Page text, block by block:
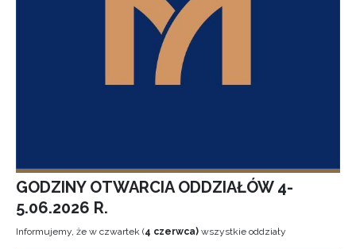
GODZINY OTWARCIA ODDZIAŁÓW 4-
5.06.2026 R.
Informujemy, że w czwartek (4 czerwca) wszystkie oddziały